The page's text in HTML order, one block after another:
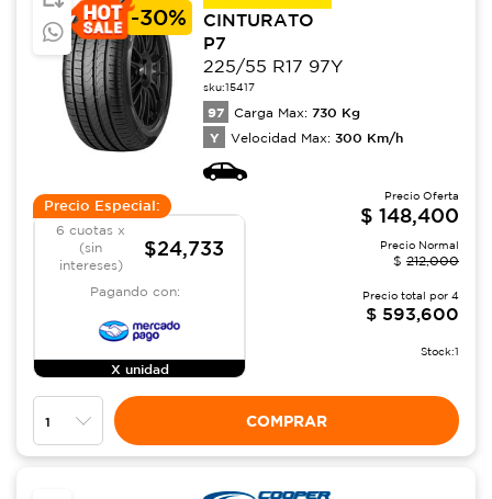
-30%
CINTURATO
P7
225/55 R17 97Y
sku:15417
97 Carga Max: 730 Kg
Y Velocidad Max: 300 Km/h
Precio Especial:
6 cuotas x
(sin
intereses)
$24,733
Pagando con:
X unidad
Precio Oferta
$ 148,400
Precio Normal
$ 212,000
Precio total por 4
$ 593,600
Stock:1
COMPRAR